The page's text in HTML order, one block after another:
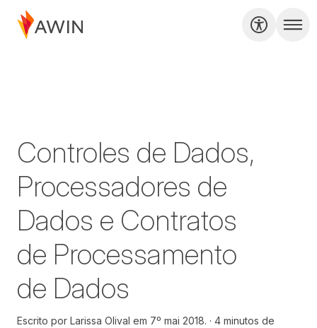
Controles de Dados,
Processadores de
Dados e Contratos
de Processamento
de Dados
Escrito por Larissa Olival em 7º mai 2018.
4 minutos de